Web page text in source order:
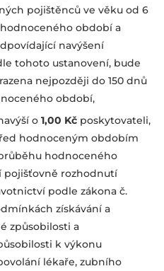
pojištěnců ve věku od 6
hodnoceného období a
navýšení
tohoto ustanovení, bude
nejpozději do 150 dnů
období,
o 1,00 Kč poskytovateli,
hodnoceným obdobím
hodnoceného
pojišťovně rozhodnutí
podle zákona č.
získávání a
způsobilosti a
k výkonu
lékaře, zubního